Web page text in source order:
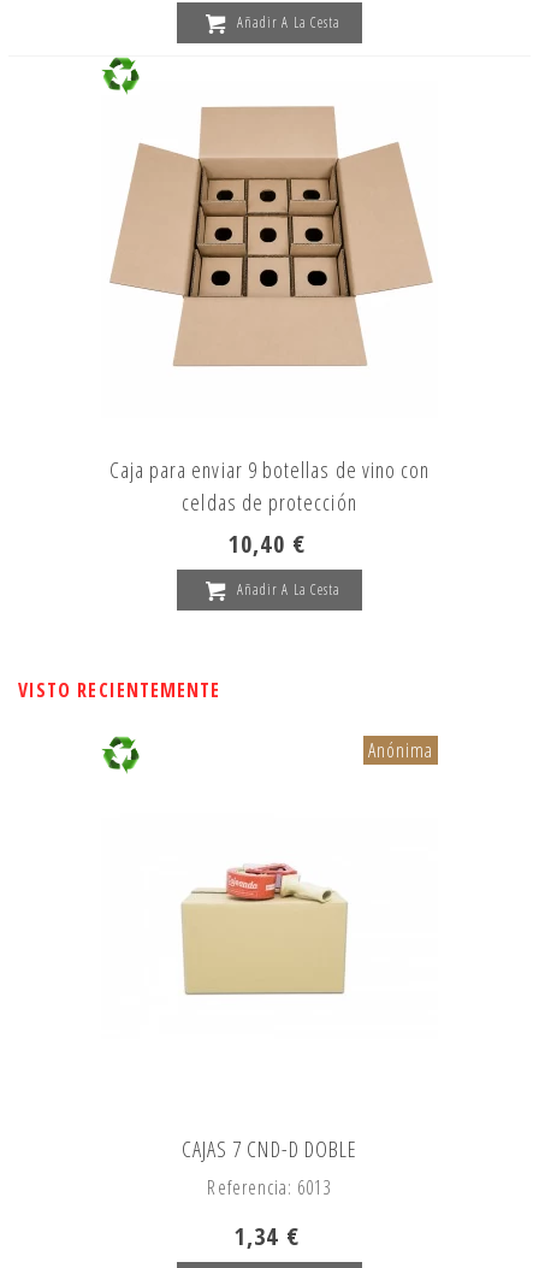
Añadir A La Cesta
Caja para enviar 9 botellas de vino con
celdas de protección
10,40 €
Añadir A La Cesta
VISTO RECIENTEMENTE
Anónima
CAJAS 7 CND-D DOBLE
Referencia: 6013
1,34 €